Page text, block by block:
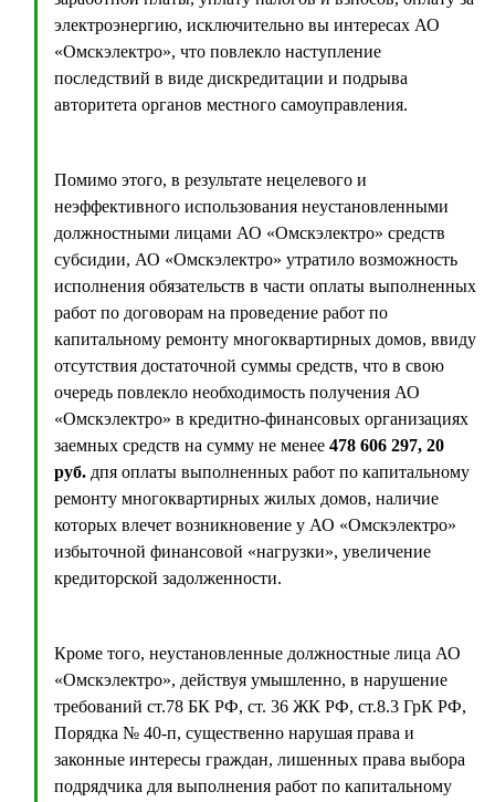
электроэнергию, исключительно вы интересах АО
«Омскэлектро», что повлекло наступление
последствий в виде дискредитации и подрыва
авторитета органов местного самоуправления.
Помимо этого, в результате нецелевого и
неэффективного использования неустановленными
должностными лицами АО «Омскэлектро» средств
субсидии, АО «Омскэлектро» утратило возможность
исполнения обязательств в части оплаты выполненных
работ по договорам на проведение работ по
капитальному ремонту многоквартирных домов, ввиду
отсутствия достаточной суммы средств, что в свою
очередь повлекло необходимость получения АО
«Омскэлектро» в кредитно-финансовых организациях
заемных средств на сумму не менее 478 606 297, 20
руб. дпя оплаты выполненных работ по капитальному
ремонту многоквартирных жилых домов, наличие
которых влечет возникновение у АО «Омскэлектро»
избыточной финансовой «нагрузки», увеличение
кредиторской задолженности.
Кроме того, неустановленные должностные лица АО
«Омскэлектро», действуя умышленно, в нарушение
требований ст.78 БК РФ, ст. 36 ЖК РФ, ст.8.3 ГрК РФ,
Порядка № 40-п, существенно нарушая права и
законные интересы граждан, лишенных права выбора
подрядчика для выполнения работ по капитальному